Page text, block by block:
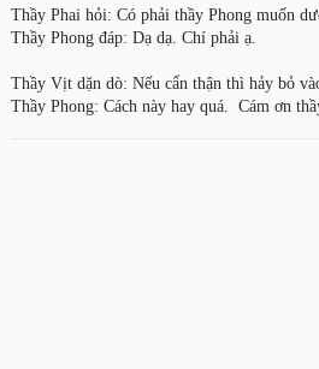
Thầy Phai hỏi: Có phải thầy Phong muốn
Thầy Phong đáp: Dạ dạ. Chí phải ạ.
Thầy Vịt dặn dò:Nếu cẩn thận thì hảy bỏ
Thầy Phong: Cách này hay quá. Cám ơn